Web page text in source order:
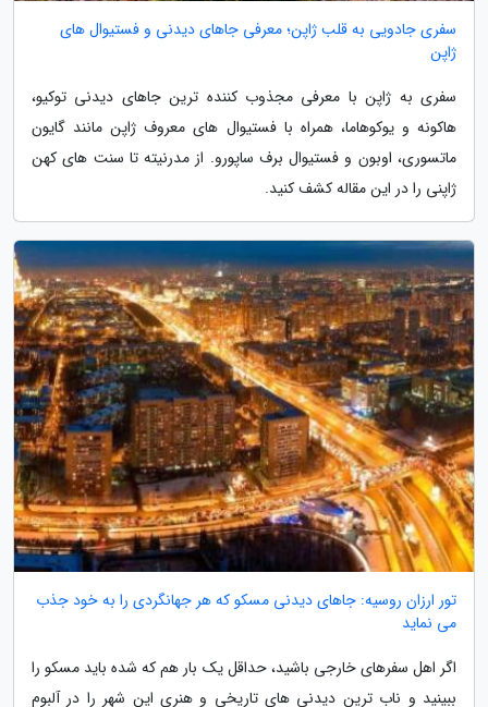
سفری جادویی به قلب ژاپن؛ معرفی جاهای دیدنی و فستیوال های
ژاپن
سفری به ژاپن با معرفی مجذوب کننده ترین جاهای دیدنی توکیو،
هاکونه و یوکوهاما، همراه با فستیوال های معروف ژاپن مانند گایون
ماتسوری، اوبون و فستیوال برف ساپورو. از مدرنیته تا سنت های کهن
ژاپنی را در این مقاله کشف کنید.
تور ارزان روسیه: جاهای دیدنی مسکو که هر جهانگردی را به خود جذب
می نماید
اگر اهل سفرهای خارجی باشید، حداقل یک بار هم که شده باید مسکو را
ببینید و ناب ترین دیدنی های تاریخی و هنری این شهر را در آلبوم